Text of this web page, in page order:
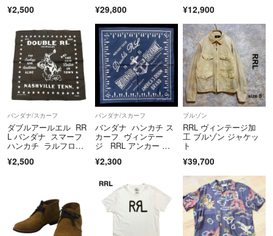
¥2,500 ¥29,800 ¥12,900
バンダナ/スカーフ
ダブルアールエル RR
L バンダナ スマーフ
ハンカチ ラルフロー
¥2,500
バンダナ/スカーフ
バンダナ ハンカチ ス
カーフ ヴィンテー
ジ RRL アンカー 新
¥2,300
ブルゾン
RRL ヴィンテージ加
工 ブルゾン ジャケッ
ト
¥39,700